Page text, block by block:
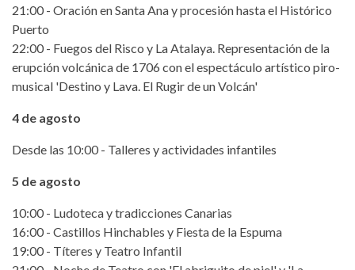
21:00 - Oración en Santa Ana y procesión hasta el Histórico
Puerto
22:00 - Fuegos del Risco y La Atalaya. Representación de la
erupción volcánica de 1706 con el espectáculo artístico piro-
musical 'Destino y Lava. El Rugir de un Volcán'
4 de agosto
Desde las 10:00 - Talleres y actividades infantiles
5 de agosto
10:00 - Ludoteca y tradicciones Canarias
16:00 - Castillos Hinchables y Fiesta de la Espuma
19:00 - Títeres y Teatro Infantil